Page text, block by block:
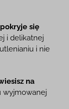
się
i delikatnej
i nie
na
wyjmowanej